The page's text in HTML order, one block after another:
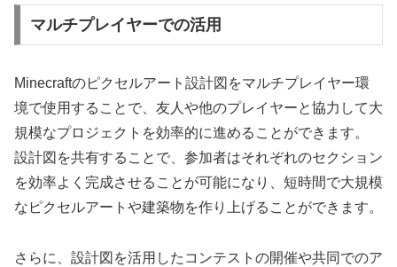
マルチプレイヤーでの活用
Minecraftのピクセルアート設計図をマルチプレイヤー環
境で使用することで、友人や他のプレイヤーと協力して大
規模なプロジェクトを効率的に進めることができます。
設計図を共有することで、参加者はそれぞれのセクション
を効率よく完成させることが可能になり、短時間で大規模
なピクセルアートや建築物を作り上げることができます。
さらに、設計図を活用したコンテストの開催や共同でのア